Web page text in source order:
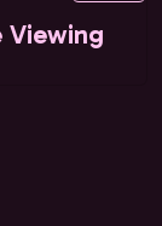
Viewing